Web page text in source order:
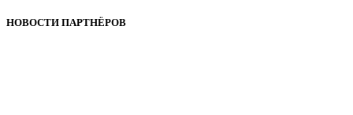
НОВОСТИ ПАРТНЁРОВ